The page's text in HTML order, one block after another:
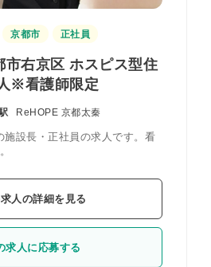
京都市 正社員
市右京区 ホスピス型住
※看護師限定
ReHOPE 京都太秦
施設長・正社員の求人です。看
人の詳細を見る
求人に応募する